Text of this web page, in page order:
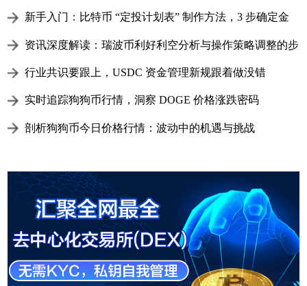
新手入门：比特币 “定投计划表” 制作方法，3 步确定金
资讯深度解读：瑞波币利好利空分析与操作策略调整的步
行业共识要跟上，USDC 资金管理新规跟着做没错
实时追踪狗狗币行情，洞察 DOGE 价格涨跌密码
剖析狗狗币今日价格行情：波动中的机遇与挑战